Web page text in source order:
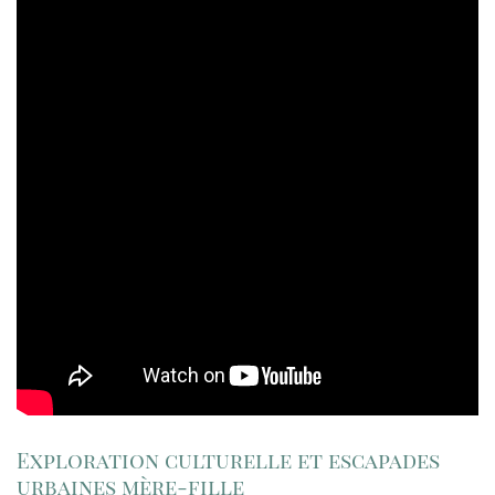
Exploration culturelle et escapades
urbaines mère-fille